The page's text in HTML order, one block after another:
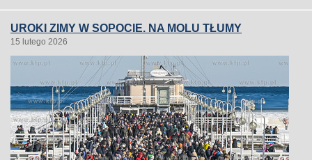
UROKI ZIMY W SOPOCIE. NA MOLU TŁUMY
15 lutego 2026